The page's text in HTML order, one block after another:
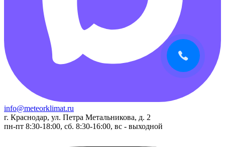
info@meteorklimat.ru
г. Краснодар, ул. Петра Метальникова, д. 2
пн-пт 8:30-18:00, сб. 8:30-16:00, вс - выходной